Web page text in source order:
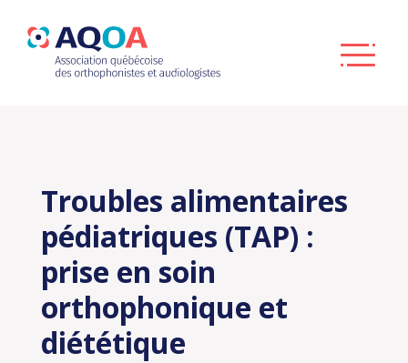
Troubles alimentaires
pédiatriques (TAP) :
prise en soin
orthophonique et
diététique